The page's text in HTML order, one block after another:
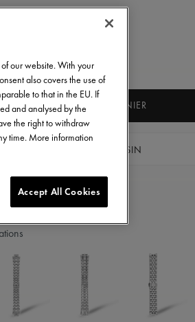
AJOUTER AU PANIER
TROUVER UN MAGASIN
our website. With your
also covers the use of
to that in the EU. If
and analysed by the
the right to withdraw
time. More information
Accept All Cookies